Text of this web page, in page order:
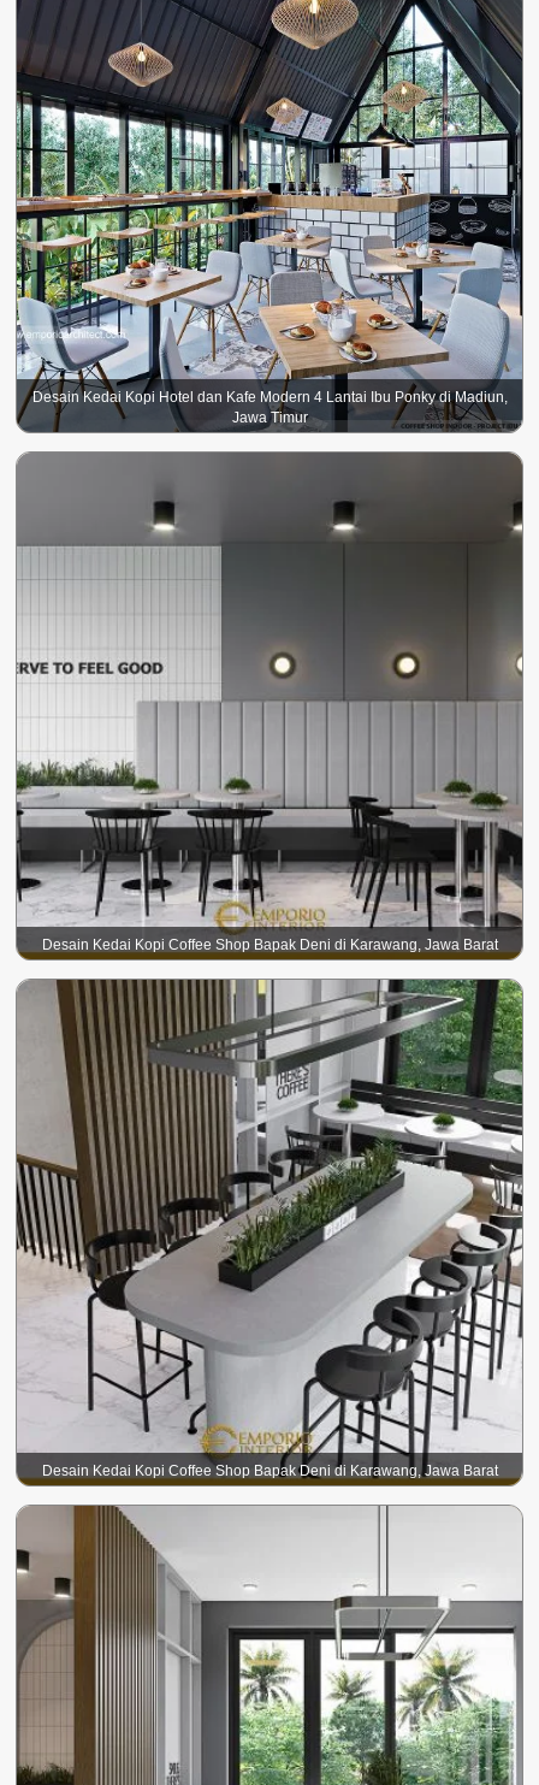
Desain Kedai Kopi Hotel dan Kafe Modern 4 Lantai Ibu Ponky di Madiun,
Jawa Timur
Desain Kedai Kopi Coffee Shop Bapak Deni di Karawang, Jawa Barat
Desain Kedai Kopi Coffee Shop Bapak Deni di Karawang, Jawa Barat